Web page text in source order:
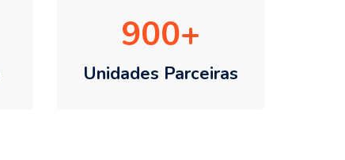
900
Unidades Parceiras